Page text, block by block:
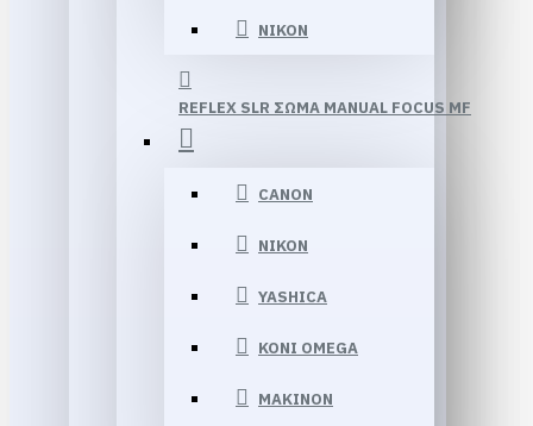
NIKON
REFLEX SLR ΣΩΜΑ MANUAL FOCUS MF
CANON
NIKON
YASHICA
KONI OMEGA
MAKINON